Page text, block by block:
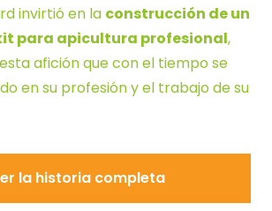
invirtió en la construcción de un
para apicultura profesional,
afición que con el tiempo se
en su profesión y el trabajo de su
Leer la historia completa
la historia completa